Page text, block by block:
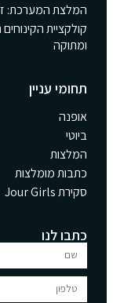
המלצת המערכת:
קולקציית
ומתוקה
תחומי עניין
אופנה
ביוטי
המלצות
כתבות מומלצות
סקירת Jour Girls
כתבו לנו